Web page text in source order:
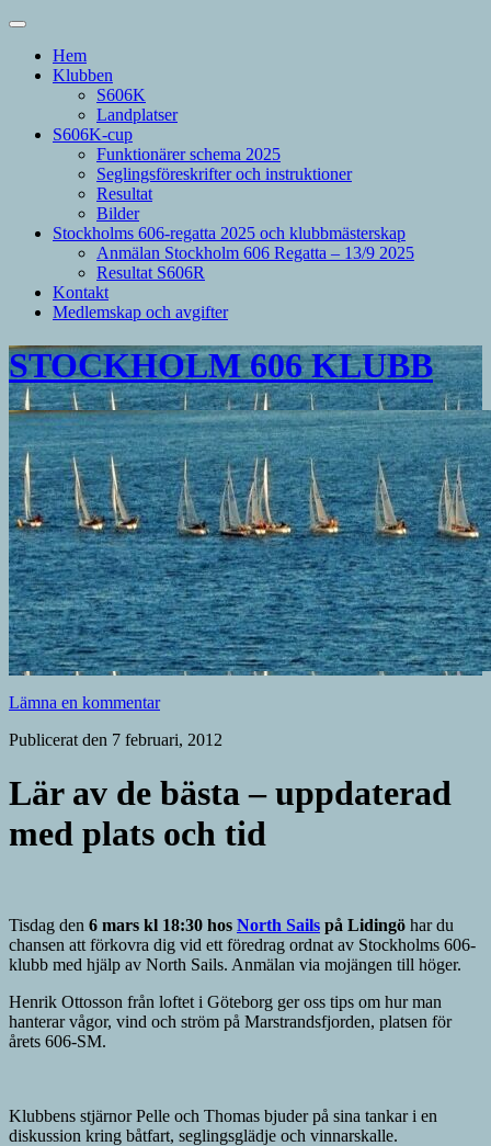
Hem
Klubben
S606K
Landplatser
S606K-cup
Funktionärer schema 2025
Seglingsföreskrifter och instruktioner
Resultat
Bilder
Stockholms 606-regatta 2025 och klubbmästerskap
Anmälan Stockholm 606 Regatta – 13/9 2025
Resultat S606R
Kontakt
Medlemskap och avgifter
STOCKHOLM 606 KLUBB
Lämna en kommentar
Publicerat den 7 februari, 2012
Lär av de bästa – uppdaterad
med plats och tid
Tisdag den 6 mars kl 18:30 hos North Sails på Lidingö har du
chansen att förkovra dig vid ett föredrag ordnat av Stockholms 606-
klubb med hjälp av North Sails. Anmälan via mojängen till höger.
Henrik Ottosson från loftet i Göteborg ger oss tips om hur man
hanterar vågor, vind och ström på Marstrandsfjorden, platsen för
årets 606-SM.
Klubbens stjärnor Pelle och Thomas bjuder på sina tankar i en
diskussion kring båtfart, seglingsglädje och vinnarskalle.